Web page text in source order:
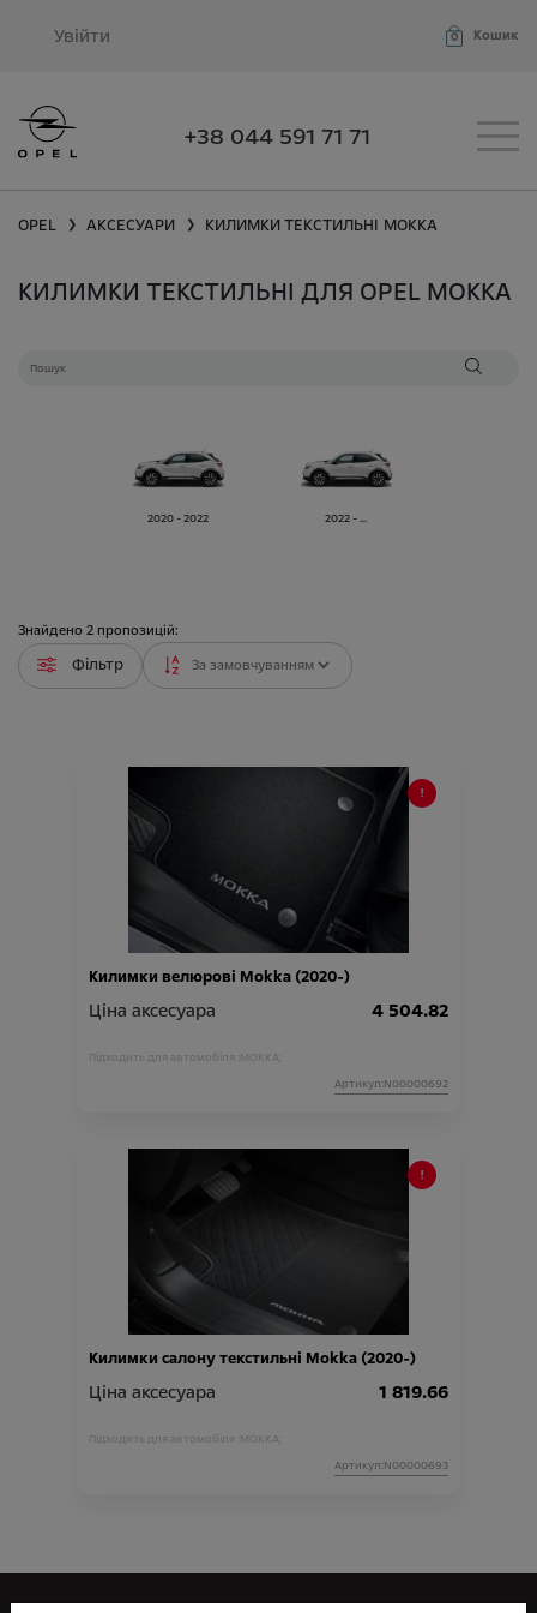
Увійти 0 Кошик
+38 044 591 71 71
OPEL ❯ АКСЕСУАРИ ❯ КИЛИМКИ ТЕКСТИЛЬНІ MOKKA
КИЛИМКИ ТЕКСТИЛЬНІ ДЛЯ OPEL MOKKA
2020 - 2022 2022 - ...
Знайдено 2 пропозицій:
Фільтр
Килимки велюрові Mokka (2020-)
Ціна аксесуара 4 504.82
Підходить для автомобіля : MOKKA;
Артикул:N00000692
Килимки салону текстильні Mokka (2020-)
Ціна аксесуара 1 819.66
Підходить для автомобіля : MOKKA;
Артикул:N00000693